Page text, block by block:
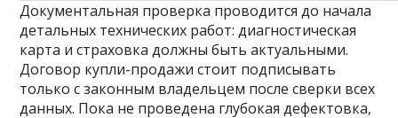
Документальная проверка проводится до начала
детальных технических работ: диагностическая
карта и страховка должны быть актуальными.
Договор купли-продажи стоит подписывать
только с законным владельцем после сверки всех
данных. Пока не проведена глубокая дефектовка,